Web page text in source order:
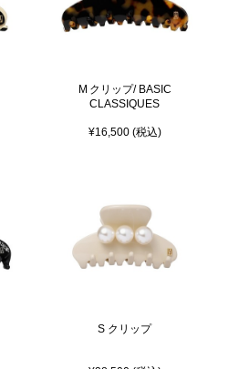
M クリップ/ BASIC
CLASSIQUES
¥16,500 (税込)
S クリップ